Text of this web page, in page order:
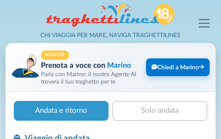
CHI VIAGGIA PER MARE, NAVIGA TRAGHETTILINES
NOVITÀ
Prenota a voce con Marino
Parla con Marino: il nostro Agente AI
troverà il tuo traghetto per te
Chiedi a Marino
Andata e ritorno Solo andata